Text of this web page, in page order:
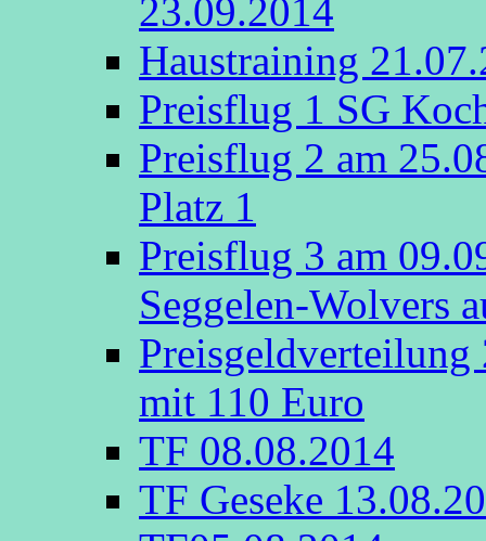
23.09.2014
Haustraining
Preisflug 1 SG
Preisflug 2 am
Platz 1
Preisflug 3 am
Seggelen-Wolvers
Preisgeldverteilung
mit 110 Euro
TF 08.08.2014
TF Geseke